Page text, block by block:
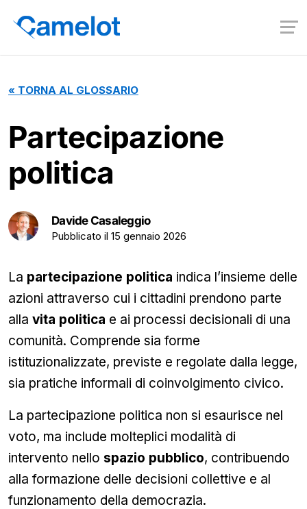
« TORNA AL GLOSSARIO
Partecipazione
politica
Davide Casaleggio
Pubblicato il 15 gennaio 2026
La partecipazione politica indica l’insieme delle
azioni attraverso cui i cittadini prendono parte
alla vita politica e ai processi decisionali di una
comunità. Comprende sia forme
istituzionalizzate, previste e regolate dalla legge,
sia pratiche informali di coinvolgimento civico.
La partecipazione politica non si esaurisce nel
voto, ma include molteplici modalità di
intervento nello spazio pubblico, contribuendo
alla formazione delle decisioni collettive e al
funzionamento della democrazia.